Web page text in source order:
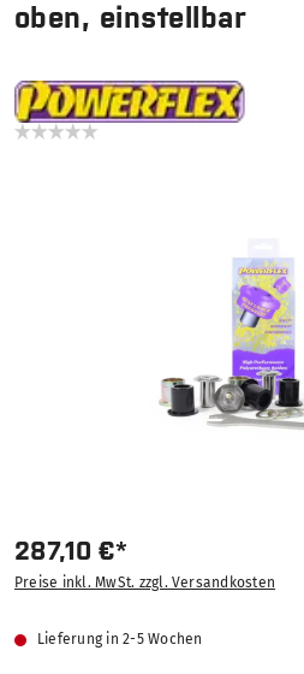
oben, einstellbar
287,10 €*
Preise inkl. MwSt. zzgl. Versandkosten
Lieferung in 2-5 Wochen